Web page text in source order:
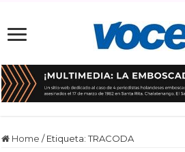
Home / Etiqueta:TRACODA